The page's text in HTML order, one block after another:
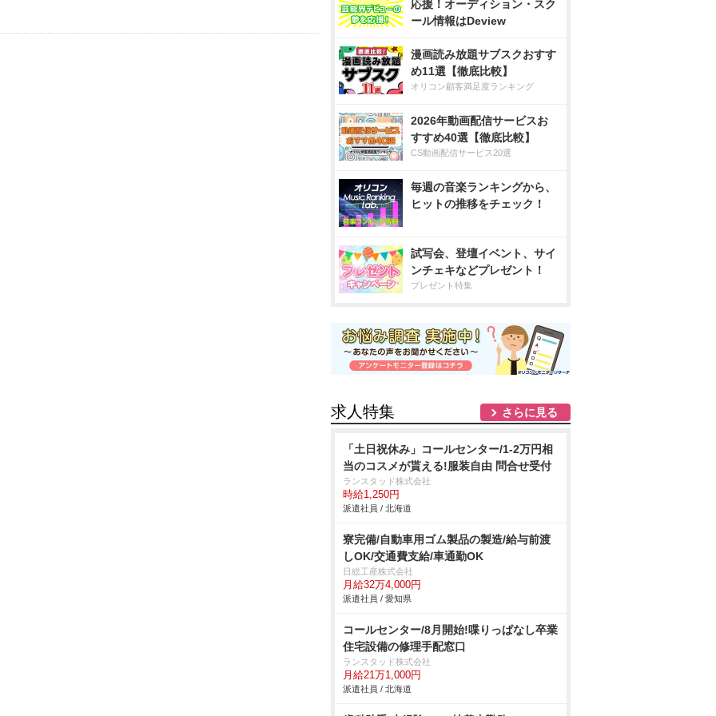
応援！オーディション・スク
ール情報はDeview
漫画読み放題サブスクおすす
め11選【徹底比較】
オリコン顧客満足度ランキング
2026年動画配信サービスお
すすめ40選【徹底比較】
CS動画配信サービス20選
毎週の音楽ランキングから、
ヒットの推移をチェック！
試写会、登壇イベント、サイ
ンチェキなどプレゼント！
プレゼント特集
求人特集 さらに見る
「土日祝休み」コールセンター/1-2万円相
当のコスメが貰える!服装自由 問合せ受付
ランスタッド株式会社
時給1,250円
派遣社員 / 北海道
寮完備/自動車用ゴム製品の製造/給与前渡
しOK/交通費支給/車通勤OK
日総工産株式会社
月給32万4,000円
派遣社員 / 愛知県
コールセンター/8月開始!喋りっぱなし卒業
住宅設備の修理手配窓口
ランスタッド株式会社
月給21万1,000円
派遣社員 / 北海道